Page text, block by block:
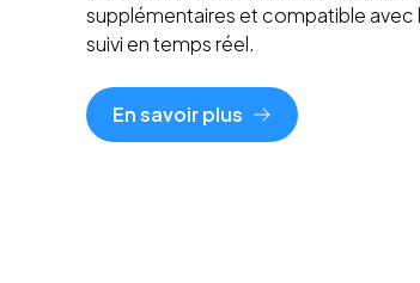
supplémentaires et compatible avec
suivi en temps réel.
En savoir plus